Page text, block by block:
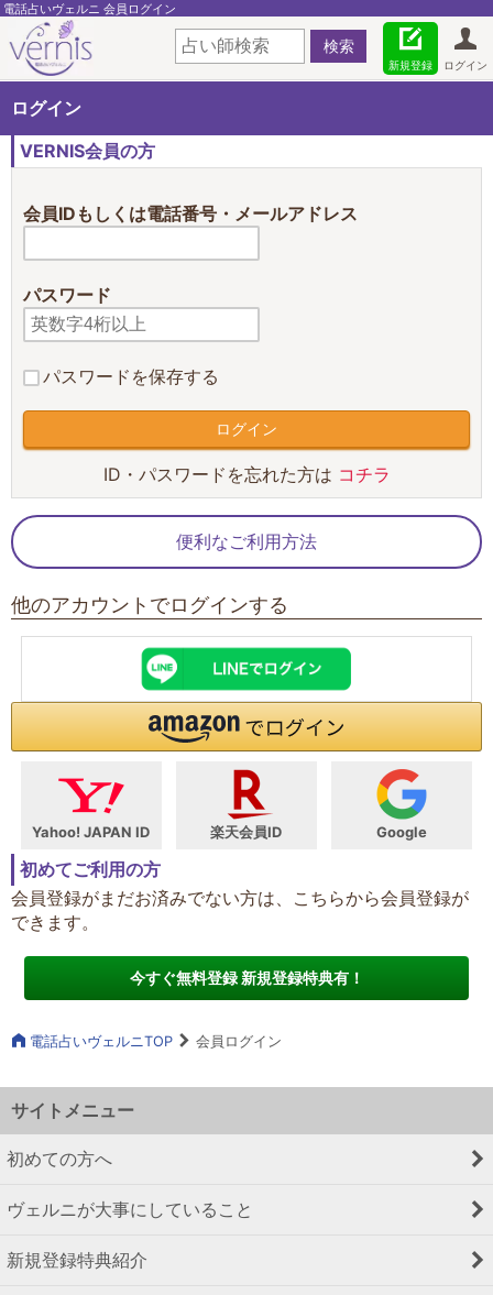
電話占いヴェルニ 会員ログイン
ログイン
新規登録
ログイン
VERNIS会員の方
会員IDもしくは電話番号・メールアドレス
パスワード
パスワードを保存する
ID・パスワードを忘れた方は コチラ
便利なご利用方法
他のアカウントでログインする
Yahoo! JAPAN ID 楽天会員ID Google
初めてご利用の方
会員登録がまだお済みでない方は、こちらから会員登録が
できます。
今すぐ無料登録 新規登録特典有！
電話占いヴェルニTOP 会員ログイン
サイトメニュー
初めての方へ
ヴェルニが大事にしていること
新規登録特典紹介